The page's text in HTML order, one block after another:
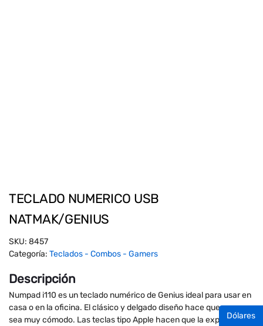
TECLADO NUMERICO USB
NATMAK/GENIUS
SKU: 8457
Categoría: Teclados - Combos - Gamers
Descripción
Numpad i110 es un teclado numérico de Genius ideal para usar en
casa o en la oficina. El clásico y delgado diseño hace que su uso
sea muy cómodo. Las teclas tipo Apple hacen que la experiencia
Dólares